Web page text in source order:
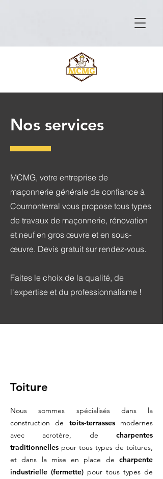
Nos services
MCMG, votre entreprise de
maçonnerie générale de confiance à
Cournonterral vous propose tous types
de travaux de maçonnerie, rénovation
et neuf en gros œuvre et en sous-
œuvre. Devis gratuit sur rendez-vous.
Faites le choix de la qualité, de
l'expertise et du professionnalisme !
Toiture
Nous sommes spécialisés dans la
construction de toits-terrasses modernes
avec acrotère, de charpentes
traditionnelles pour tous types de toitures,
et dans la mise en place de charpente
industrielle (fermette) pour tous types de